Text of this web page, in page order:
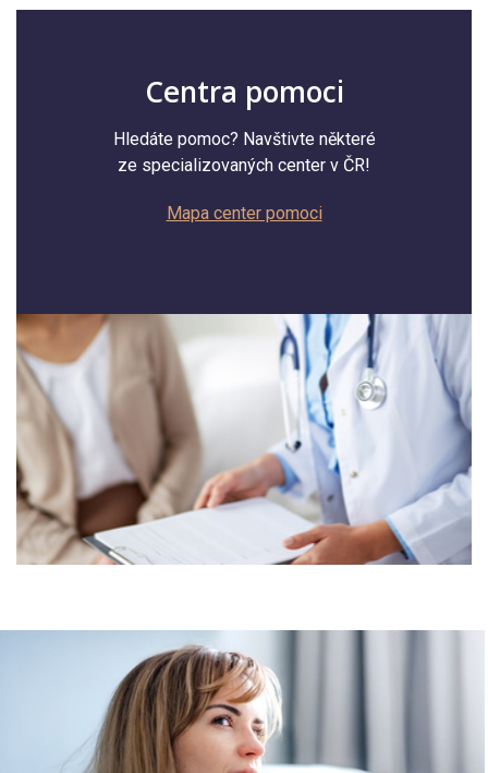
Centra pomoci
Hledáte pomoc? Navštivte některé
ze specializovaných center v ČR!
Mapa center pomoci